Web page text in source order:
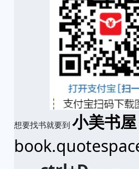
想要找书就要到 小美书屋